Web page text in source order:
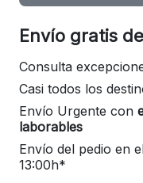
Envío gratis
Consulta
Casi todos los
Envío Urgente con
laborables
Envío del pedio en
13:00h*